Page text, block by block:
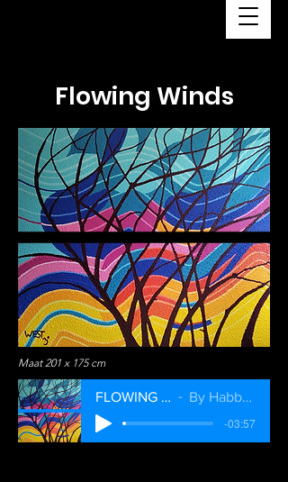
Flowing Winds
Maat 201 x 175 cm
FLOWING WINDS
By Habbo Beem
-03:57